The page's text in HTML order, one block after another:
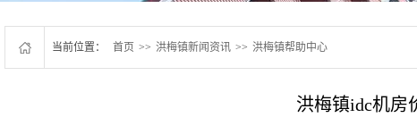
当前位置： 首页 >> 洪梅镇新闻资讯 >> 洪梅镇帮助中心
洪梅镇idc机房